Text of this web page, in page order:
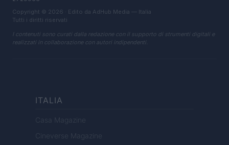
Copyright © 2026 · Edito da AdHub Media — Italia
Tutti i diritti riservati
I contenuti sono curati dalla redazione con il supporto di strumenti digitali e
realizzati in collaborazione con autori indipendenti.
ITALIA
Casa Magazine
Cineverse Magazine